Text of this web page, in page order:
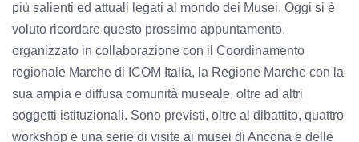
più salienti ed attuali legati al mondo dei Musei. Oggi si è
voluto ricordare questo prossimo appuntamento,
organizzato in collaborazione con il Coordinamento
regionale Marche di ICOM Italia, la Regione Marche con la
sua ampia e diffusa comunità museale, oltre ad altri
soggetti istituzionali. Sono previsti, oltre al dibattito, quattro
workshop e una serie di visite ai musei di Ancona e delle